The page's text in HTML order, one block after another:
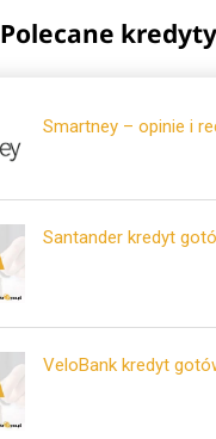
Polecane kredyty
Smartney – opinie i
Santander kredyt
VeloBank kredyt